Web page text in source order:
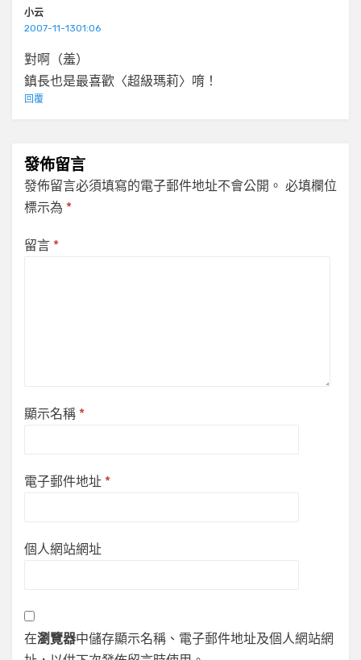
小云
2007-11-1301:06
對啊（羞）
鎮長也是最喜歡〈超級瑪莉〉唷！
回覆
發佈留言
發佈留言必須填寫的電子郵件地址不會公開。 必填欄位
標示為 *
留言 *
顯示名稱 *
電子郵件地址 *
個人網站網址
在瀏覽器中儲存顯示名稱、電子郵件地址及個人網站網